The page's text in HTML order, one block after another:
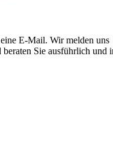
E-Mail. Wir melden uns
Sie ausführlich und